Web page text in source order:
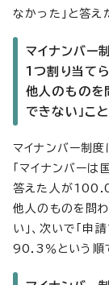
なかった」と答
マイナンバー
1つ割り当てら
他人のものを
できない」こ
マイナンバー制
「マイナンバー
答えた人が100.0
他人のものを問
い」、次いで「申
90.3％という順